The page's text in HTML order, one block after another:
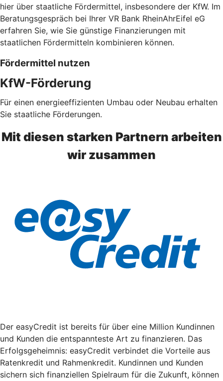
hier über staatliche Fördermittel, insbesondere der KfW. Im
Beratungsgespräch bei Ihrer VR Bank RheinAhrEifel eG
erfahren Sie, wie Sie günstige Finanzierungen mit
staatlichen Fördermitteln kombinieren können.
Fördermittel nutzen
KfW-Förderung
Für einen energieeffizienten Umbau oder Neubau erhalten
Sie staatliche Förderungen.
Mit diesen starken Partnern arbeiten
wir zusammen
Der easyCredit ist bereits für über eine Million Kundinnen
und Kunden die entspannteste Art zu finanzieren. Das
Erfolgsgeheimnis: easyCredit verbindet die Vorteile aus
Ratenkredit und Rahmenkredit. Kundinnen und Kunden
sichern sich finanziellen Spielraum für die Zukunft, können